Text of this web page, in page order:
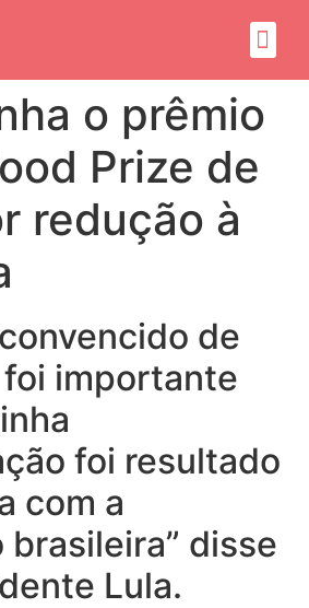
o prêmio
Prize de
redução à
de
importante
foi resultado
com a
brasileira” disse
Lula.